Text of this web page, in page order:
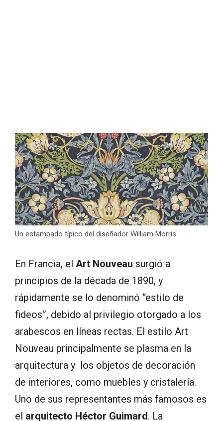
Un estampado típico del diseñador William Morris.
En Francia, el Art Nouveau surgió a
principios de la década de 1890, y
rápidamente se lo denominó “estilo de
fideos”, debido al privilegio otorgado a los
arabescos en líneas rectas. El estilo Art
Nouveau principalmente se plasma en la
arquitectura y los objetos de decoración
de interiores, como muebles y cristalería.
Uno de sus representantes más famosos es
el arquitecto Héctor Guimard. La